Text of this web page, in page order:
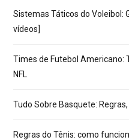
Sistemas Táticos do Voleibol:
vídeos]
Times de Futebol Americano:
NFL
Tudo Sobre Basquete:
Regras do Tênis: como